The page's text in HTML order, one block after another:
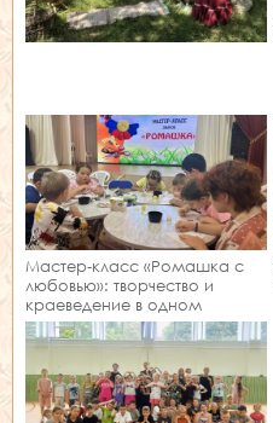
Мастер‑класс «Ромашка с
любовью»: творчество и
краеведение в одном
занятии!